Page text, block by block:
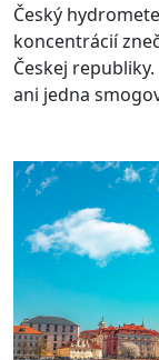
Český
koncentrácií
Českej
ani jedna